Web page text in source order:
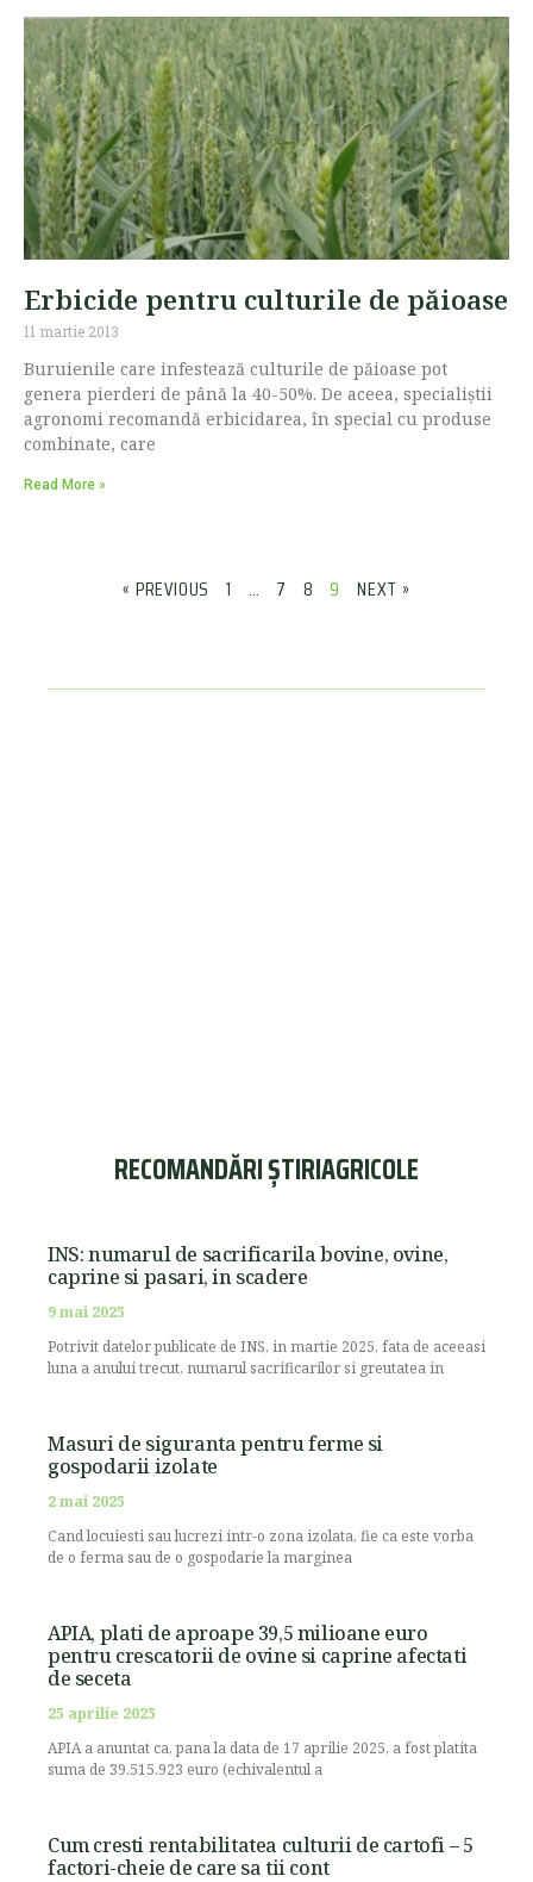
Erbicide pentru culturile de păioase
11 martie 2013
Buruienile care infestează culturile de păioase pot
genera pierderi de până la 40-50%. De aceea, specialiștii
agronomi recomandă erbicidarea, în special cu produse
combinate, care
Read More »
« PREVIOUS 1 … 7 8 9 NEXT »
RECOMANDĂRI ȘTIRIAGRICOLE
INS: numarul de sacrificarila bovine, ovine,
caprine si pasari, in scadere
9 mai 2025
Potrivit datelor publicate de INS, in martie 2025, fata de aceeasi
luna a anului trecut, numarul sacrificarilor si greutatea in
Masuri de siguranta pentru ferme si
gospodarii izolate
2 mai 2025
Cand locuiesti sau lucrezi intr-o zona izolata, fie ca este vorba
de o ferma sau de o gospodarie la marginea
APIA, plati de aproape 39,5 milioane euro
pentru crescatorii de ovine si caprine afectati
de seceta
25 aprilie 2025
APIA a anuntat ca, pana la data de 17 aprilie 2025, a fost platita
suma de 39.515.923 euro (echivalentul a
Cum cresti rentabilitatea culturii de cartofi – 5
factori-cheie de care sa tii cont